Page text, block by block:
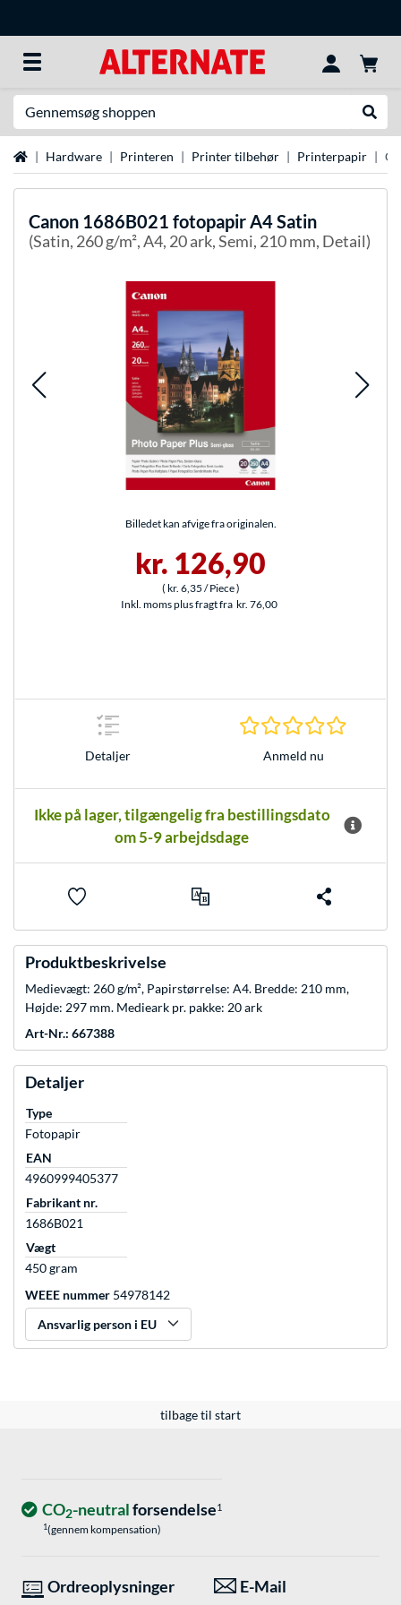
StartsideHardware Printeren Printer tilbehør Printerpapir
Canon 1686B021 fotopapir A4 Satin
(Satin, 260 g/m², A4, 20 ark, Semi, 210 mm, Detail)
Billedet kan afvige fra originalen.
kr. 126,90
( kr. 6,35 / Piece)
Inkl. moms plus fragt fra kr. 76,00
Detaljer Anmeld nu
Ikke på lager, tilgængelig fra bestillingsdato
om 5-9 arbejdsdage
Produktbeskrivelse
Medievægt: 260 g/m², Papirstørrelse: A4. Bredde: 210 mm,
Højde: 297 mm. Medieark pr. pakke: 20 ark
Art-Nr.: 667388
Detaljer
Type
Fotopapir
EAN
4960999405377
Fabrikant nr.
1686B021
Vægt
450 gram
WEEE nummer 54978142
Ansvarlig person i EU
tilbage til start
CO2-neutralforsendelse1
1(gennem kompensation)
Ordreoplysninger E-Mail